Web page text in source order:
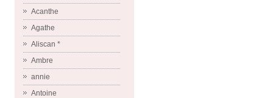
Acanthe
Agathe
Aliscan *
Ambre
annie
Antoine